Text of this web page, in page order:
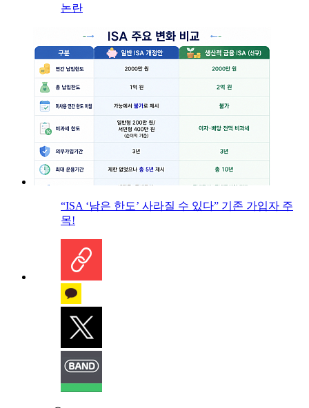
논란
“ISA ‘남은 한도’ 사라질 수 있다” 기존 가입자 주
목!